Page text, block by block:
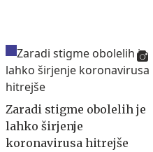
Zaradi stigme obolelih je
lahko širjenje
koronavirusa hitrejše